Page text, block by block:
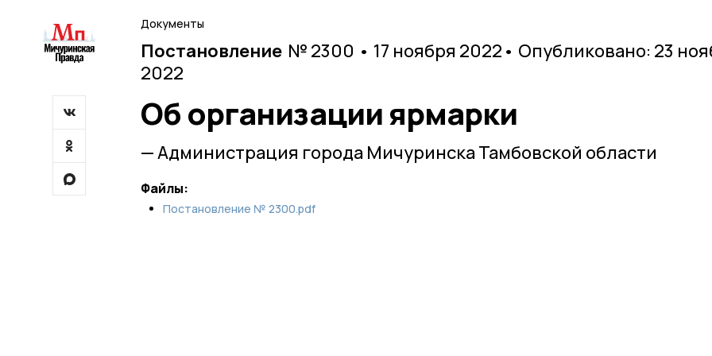
Документы
Постановление № 2300 • 17 ноября 2022 • Опубликовано: 23
2022
Об организации ярмарки
— Администрация города Мичуринска Тамбовской области
Файлы:
Постановление № 2300.pdf